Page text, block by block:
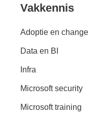
Vakkennis
Adoptie en change
Data en BI
Infra
Microsoft security
Microsoft training